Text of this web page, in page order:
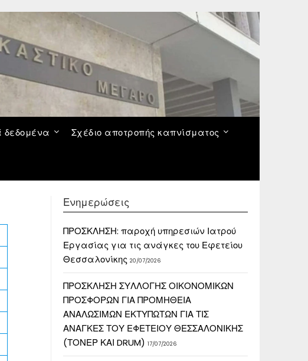
δεδομένα Σχέδιο αποτροπής καπνίσματος
Ενημερώσεις
ΠΡΟΣΚΛΗΣΗ: παροχή υπηρεσιών Ιατρού
Εργασίας για τις ανάγκες του Εφετείου
Θεσσαλονίκης 20/07/2026
ΠΡΟΣΚΛΗΣΗ ΣΥΛΛΟΓΗΣ ΟΙΚΟΝΟΜΙΚΩΝ
ΠΡΟΣΦΟΡΩΝ ΓΙΑ ΠΡΟΜΗΘΕΙΑ
ΑΝΑΛΩΣΙΜΩΝ ΕΚΤΥΠΩΤΩΝ ΓΙΑ ΤΙΣ
ΑΝΑΓΚΕΣ ΤΟΥ ΕΦΕΤΕΙΟΥ ΘΕΣΣΑΛΟΝΙΚΗΣ
(ΤΟΝΕΡ ΚΑΙ DRUM) 17/07/2026